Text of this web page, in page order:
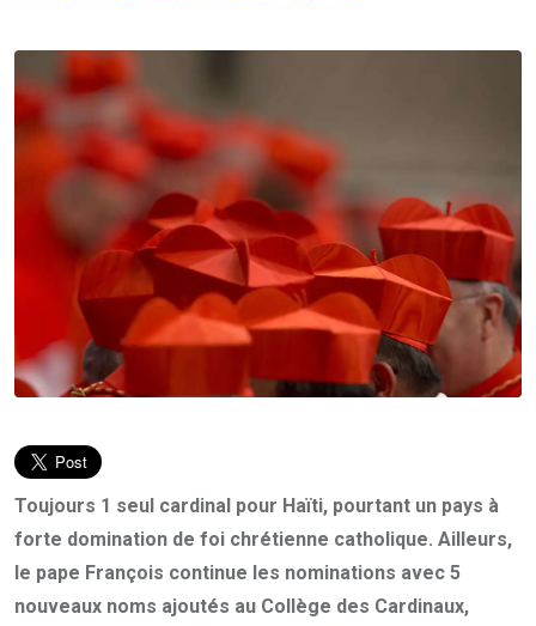
Toujours 1 seul cardinal pour Haïti, pourtant un pays à
forte domination de foi chrétienne catholique. Ailleurs,
le pape François continue les nominations avec 5
nouveaux noms ajoutés au Collège des Cardinaux,